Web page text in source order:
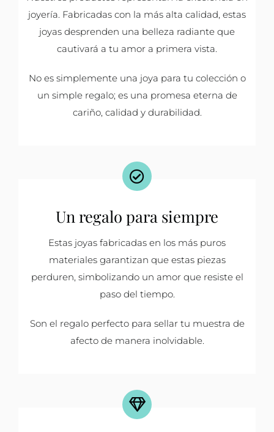
joyería. Fabricadas con la más alta calidad, estas
joyas desprenden una belleza radiante que
cautivará a tu amor a primera vista.
No es simplemente una joya para tu colección o
un simple regalo; es una promesa eterna de
cariño, calidad y durabilidad.
Un regalo para siempre
Estas joyas fabricadas en los más puros
materiales garantizan que estas piezas
perduren, simbolizando un amor que resiste el
paso del tiempo.
Son el regalo perfecto para sellar tu muestra de
afecto de manera inolvidable.